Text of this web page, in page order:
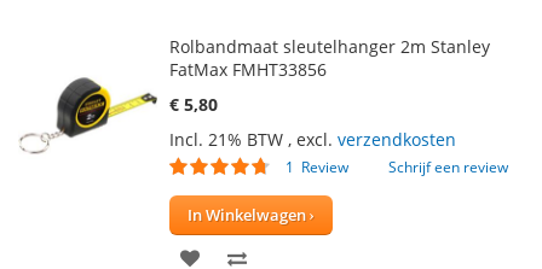
Rolbandmaat sleutelhanger 2m Stanley
FatMax FMHT33856
€ 5,80
Incl. 21% BTW , excl. verzendkosten
Waardering:
1 Review Schrijf een review
In Winkelwagen
VOEG